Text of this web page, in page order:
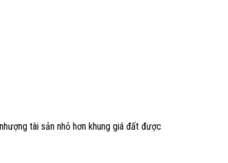
tài sản nhỏ hơn khung giá đất được